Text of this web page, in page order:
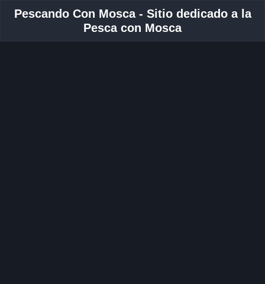
Pescando Con Mosca - Sitio dedicado a la
Pesca con Mosca